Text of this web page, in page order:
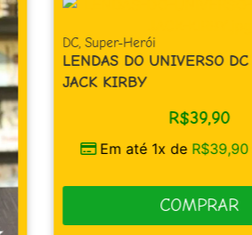
DC,Super-Herói
LENDAS DO UNIVERSO
JACK KIRBY
R$39,90
Em até 1x de R$39,90
COMPRAR